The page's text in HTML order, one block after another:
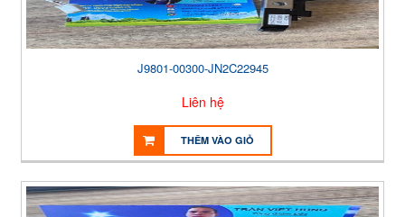
J9801-00300-JN2C22945
Liên hệ
THÊM VÀO GIỎ